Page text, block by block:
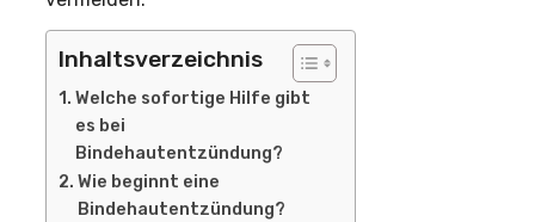
Inhaltsverzeichnis
Welche sofortige Hilfe gibt
es bei
Bindehautentzündung?
Wie beginnt eine
Bindehautentzündung?